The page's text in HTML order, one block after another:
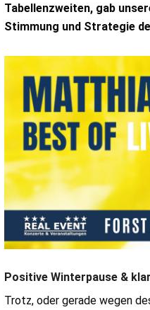
Tabellenzweiten, gab
Stimmung und Strategie
Positive Winterpause &
Trotz, oder gerade wegen